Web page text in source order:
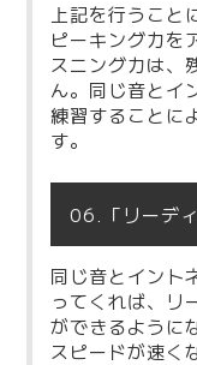
上記を行うこと
ピーキング力を
スニング力は、
ん。同じ音とイ
練習することに
す。
06.「リーデ
同じ音とイント
ってくれば、リ
ができるように
スピードが速く